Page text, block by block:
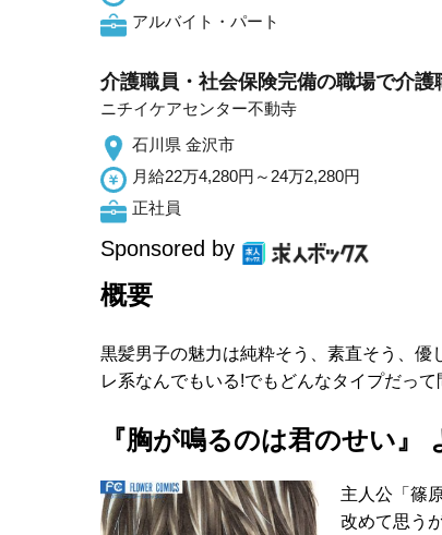
アルバイト・パート
介護職員・社会保険完備の職場で介護
ニチイケアセンター不動寺
石川県 金沢市
月給22万4,280円～24万2,280円
正社員
Sponsored by
概要
黒髪男子の魅力は純粋そう、素直そう、
レ系なんでもいる!でもどんなタイプだっ
『胸が鳴るのは君のせい』
主人公「篠
改めて思う